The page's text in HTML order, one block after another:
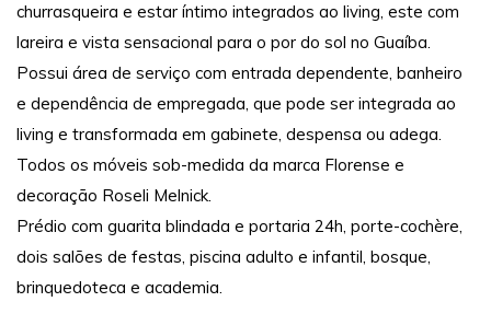
churrasqueira e estar íntimo integrados ao living, este com
lareira e vista sensacional para o por do sol no Guaíba.
Possui área de serviço com entrada dependente, banheiro
e dependência de empregada, que pode ser integrada ao
living e transformada em gabinete, despensa ou adega.
Todos os móveis sob-medida da marca Florense e
decoração Roseli Melnick.
Prédio com guarita blindada e portaria 24h, porte-cochère,
dois salões de festas, piscina adulto e infantil, bosque,
brinquedoteca e academia.